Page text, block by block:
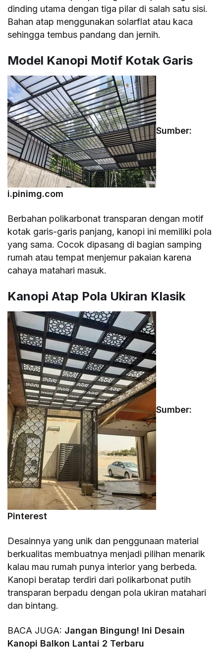
dinding utama dengan tiga pilar di salah satu sisi.
Bahan atap menggunakan solarflat atau kaca
sehingga tembus pandang dan jernih.
Model Kanopi Motif Kotak Garis
Sumber:
i.pinimg.com
Berbahan polikarbonat transparan dengan motif
kotak garis-garis panjang, kanopi ini memiliki pola
yang sama. Cocok dipasang di bagian samping
rumah atau tempat menjemur pakaian karena
cahaya matahari masuk.
Kanopi Atap Pola Ukiran Klasik
Sumber:
Pinterest
Desainnya yang unik dan penggunaan material
berkualitas membuatnya menjadi pilihan menarik
kalau mau rumah punya interior yang berbeda.
Kanopi beratap terdiri dari polikarbonat putih
transparan berpadu dengan pola ukiran matahari
dan bintang.
BACA JUGA: Jangan Bingung! Ini Desain
Kanopi Balkon Lantai 2 Terbaru